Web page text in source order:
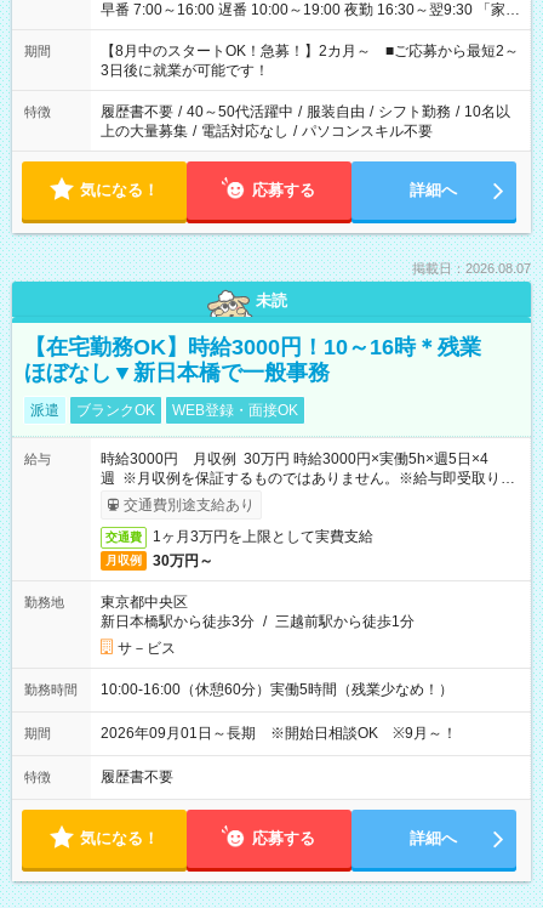
早番 7:00～16:00 遅番 10:00～19:00 夜勤 16:30～翌9:30 「家族
と休みを合わせたい」 「余裕を持って夕飯の準備がしたい」
「できれば残業はしたくない」 など、ご希望を教えてください
ね。 ※Wワーク希望の方へ 今ご覧のお仕事で希望する勤務時間
と、もう1つのお仕事の勤務時間。 合計で週40時間を超える場
合は応募できません。
期間
【8月中のスタートOK！急募！】2カ月～ ■ご応募から最短2～
3日後に就業が可能です！
特徴 履歴書不要 / 40～50代活躍中 / 服装自由 / シフト勤務 / 10名以
上の大量募集 / 電話対応なし / パソコンスキル不要
気になる！ 応募する 詳細へ
掲載日：2026.08.07
未読
【在宅勤務OK】時給3000円！10～16時＊残業
ほぼなし▼新日本橋で一般事務
派遣 ブランクOK WEB登録・面接OK
給与
時給3000円 月収例 30万円 時給3000円×実働5h×週5日×4
週 ※月収例を保証するものではありません。※給与即受取りサ
ービス利用可（利用条件有）
交通費別途支給あり
交通費 1ヶ月3万円を上限として実費支給
月収例 30万円～
勤務地
東京都中央区
新日本橋駅から徒歩3分 / 三越前駅から徒歩1分
サ－ビス
勤務時間 10:00-16:00（休憩60分）実働5時間（残業少なめ！）
期間 2026年09月01日～長期 ※開始日相談OK ※9月～！
特徴 履歴書不要
気になる！ 応募する 詳細へ